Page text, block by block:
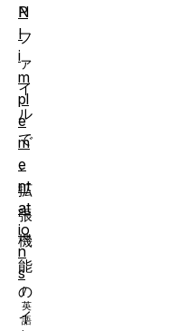
N
フ
ァ
イ
ル
で
、
拡
張
機
能
の
イ
P
I
i
m
pl
e
m
e
nt
at
io
n
s